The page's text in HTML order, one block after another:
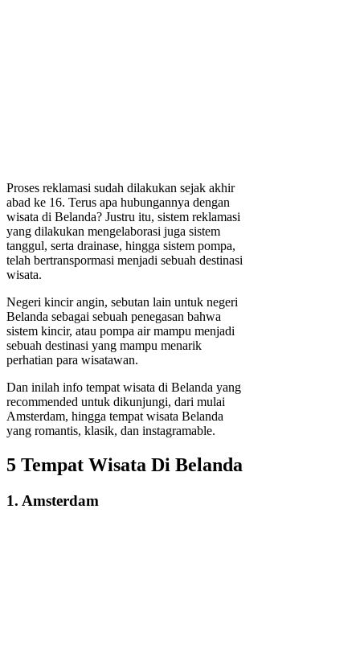
Proses reklamasi sudah dilakukan sejak akhir
abad ke 16. Terus apa hubungannya dengan
wisata di Belanda? Justru itu, sistem reklamasi
yang dilakukan mengelaborasi juga sistem
tanggul, serta drainase, hingga sistem pompa,
telah bertranspormasi menjadi sebuah destinasi
wisata.
Negeri kincir angin, sebutan lain untuk negeri
Belanda sebagai sebuah penegasan bahwa
sistem kincir, atau pompa air mampu menjadi
sebuah destinasi yang mampu menarik
perhatian para wisatawan.
Dan inilah info tempat wisata di Belanda yang
recommended untuk dikunjungi, dari mulai
Amsterdam, hingga tempat wisata Belanda
yang romantis, klasik, dan instagramable.
5 Tempat Wisata Di Belanda
1. Amsterdam